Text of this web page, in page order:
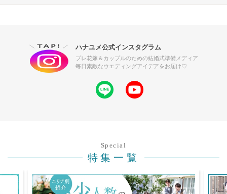
ハナユメ公式インスタグラム
プレ花嫁＆カップルのための結婚式準備メディア
毎日素敵なウエディングアイデアをお届け♡
Special
特集一覧